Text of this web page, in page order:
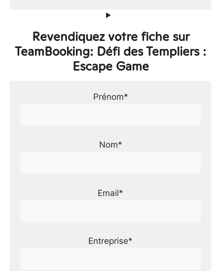
Revendiquez votre fiche sur
TeamBooking: Défi des Templiers :
Escape Game
Prénom*
Nom*
Email*
Entreprise*